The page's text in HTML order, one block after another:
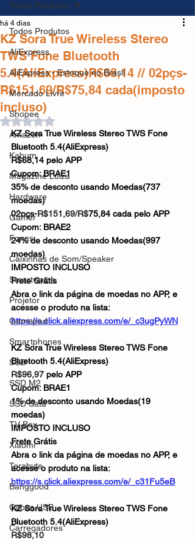
Todos Produtos
AliExpress
AliExpress - Estoque no Brasil
Mercado Livre
Shopee
Amazon
Kabum
Magazine Luiza
Hardware
Gamer
Fones
Caixinhas de Som/Speaker
Smartwatch
Projetor
Gamepad
Smartphones
SSD
SSD M2
SSD Sata
TV Box
Xiaomi
Terabyte
Banggood
Cabos USB
Carregadores
Todos Produtos
KZ Sora True Wireless Stereo
TWS Fone Bluetooth
5.4(AliExpress)R$68,14 // 02pçs-
R$151,69/R$75,84 cada(imposto
incluso)
há 4 dias
Avaliado com NaN de 5 estrelas.
KZ Sora True Wireless Stereo TWS Fone
Bluetooth 5.4(AliExpress)
R$68,14 pelo APP
Cupom: BRAE1
35% de desconto usando Moedas(737
moedas)
02pçs-R$151,69/R$75,84 cada pelo APP
Cupom: BRAE2
24% de desconto usando Moedas(997
moedas)
IMPOSTO INCLUSO
Frete Grátis
Abra o link da página de moedas no APP, e
acesse o produto na lista:
https://s.click.aliexpress.com/e/_c3ugPyWN
KZ Sora True Wireless Stereo TWS Fone
Bluetooth 5.4(AliExpress)
R$96,97 pelo APP
Cupom: BRAE1
1% de desconto usando Moedas(19
moedas)
IMPOSTO INCLUSO
Frete Grátis
Abra o link da página de moedas no APP, e
acesse o produto na lista:
https://s.click.aliexpress.com/e/_c31Fu5eB
KZ Sora True Wireless Stereo TWS Fone
Bluetooth 5.4(AliExpress)
R$98,10